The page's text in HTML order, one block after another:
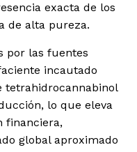
exacta de los
de alta pureza.
por las fuentes
incautado
tetrahidrocannabinol
lo que eleva
financiera,
global aproximado